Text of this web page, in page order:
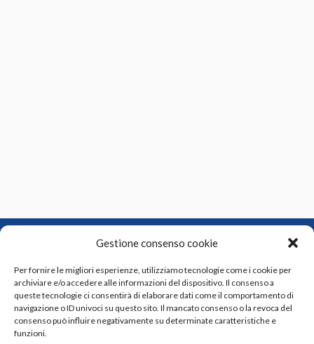
Gestione consenso cookie
Per fornire le migliori esperienze, utilizziamo tecnologie come i cookie per
archiviare e/o accedere alle informazioni del dispositivo. Il consenso a
queste tecnologie ci consentirà di elaborare dati come il comportamento di
navigazione o ID univoci su questo sito. Il mancato consenso o la revoca del
consenso può influire negativamente su determinate caratteristiche e
funzioni.
Indirizzo:Via Luigi Russo n. 2/4, 57121 Livorno LI
Telefono:+39 0586 409393